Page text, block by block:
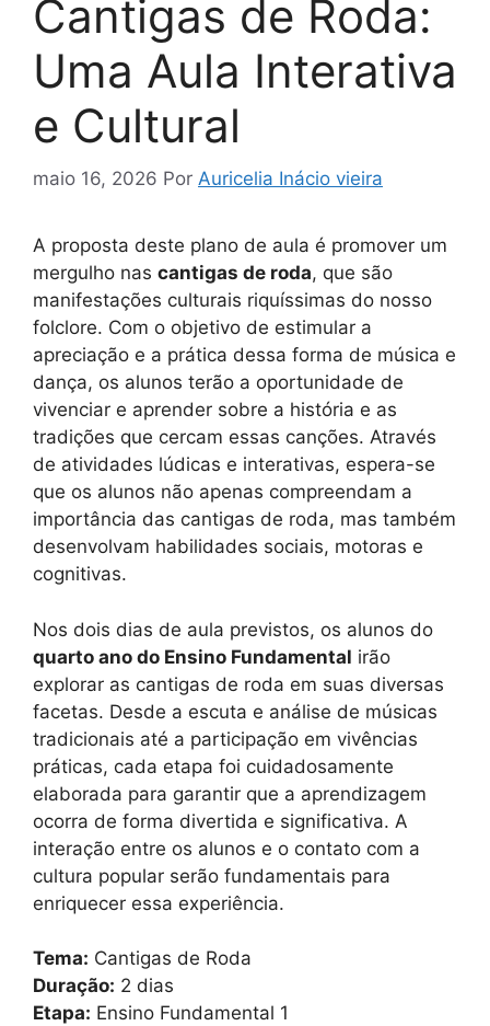
Cantigas de Roda:
Uma Aula Interativa
e Cultural
maio 16, 2026 Por Auricelia Inácio vieira
A proposta deste plano de aula é promover um
mergulho nas cantigas de roda, que são
manifestações culturais riquíssimas do nosso
folclore. Com o objetivo de estimular a
apreciação e a prática dessa forma de música e
dança, os alunos terão a oportunidade de
vivenciar e aprender sobre a história e as
tradições que cercam essas canções. Através
de atividades lúdicas e interativas, espera-se
que os alunos não apenas compreendam a
importância das cantigas de roda, mas também
desenvolvam habilidades sociais, motoras e
cognitivas.
Nos dois dias de aula previstos, os alunos do
quarto ano do Ensino Fundamental irão
explorar as cantigas de roda em suas diversas
facetas. Desde a escuta e análise de músicas
tradicionais até a participação em vivências
práticas, cada etapa foi cuidadosamente
elaborada para garantir que a aprendizagem
ocorra de forma divertida e significativa. A
interação entre os alunos e o contato com a
cultura popular serão fundamentais para
enriquecer essa experiência.
Tema: Cantigas de Roda
Duração: 2 dias
Etapa: Ensino Fundamental 1